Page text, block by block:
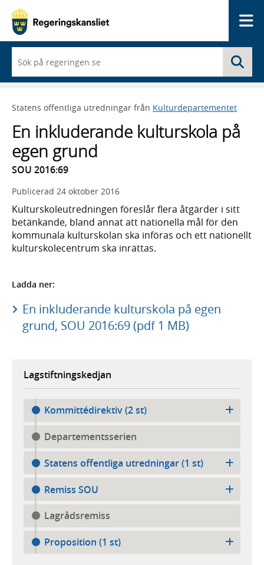
du
börjar
skriva
framträder
lista
med
sökförslag
Statens offentliga utredningar från Kulturdepartementet
En inkluderande kulturskola på
egen grund
SOU 2016:69
Publicerad 24 oktober 2016
Kulturskoleutredningen föreslår flera åtgärder i sitt
betänkande, bland annat att nationella mål för den
kommunala kulturskolan ska införas och ett nationellt
kulturskolecentrum ska inrättas.
Ladda ner:
En inkluderande kulturskola på egen
grund, SOU 2016:69 (pdf 1 MB)
Lagstiftningskedjan
Kommittédirektiv (2 st)
Departementsserien
Statens offentliga utredningar (1 st)
Remiss SOU
Lagrådsremiss
Proposition (1 st)